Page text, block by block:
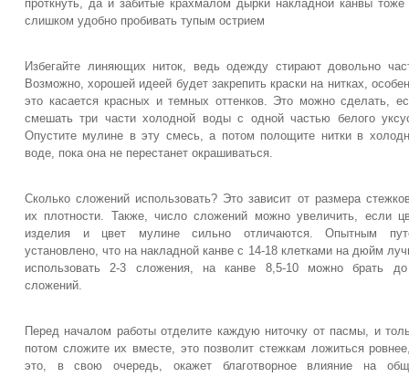
проткнуть, да и забитые крахмалом дырки накладной канвы тоже
слишком удобно пробивать тупым острием
Избегайте линяющих ниток, ведь одежду стирают довольно
Возможно, хорошей идеей будет закрепить краски на нитках,
это касается красных и темных оттенков. Это можно сделать,
смешать три части холодной воды с одной частью белого
Опустите мулине в эту смесь, а потом полощите нитки в
воде, пока она не перестанет окрашиваться.
Сколько сложений использовать? Это зависит от размера
их плотности. Также, число сложений можно увеличить, если
изделия и цвет мулине сильно отличаются. Опытным
установлено, что на накладной канве с 14-18 клетками на дюйм
использовать 2-3 сложения, на канве 8,5-10 можно брать
сложений.
Перед началом работы отделите каждую ниточку от пасмы, и
потом сложите их вместе, это позволит стежкам ложиться
это, в свою очередь, окажет благотворное влияние на